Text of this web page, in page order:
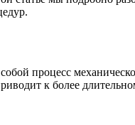
процесс
к более